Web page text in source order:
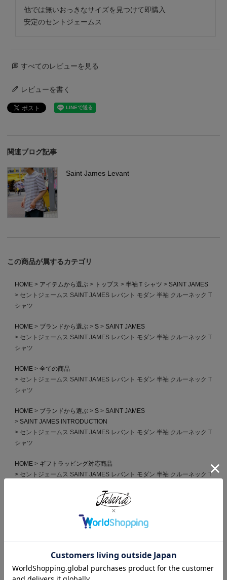
他では無いおっきなサイズを見つけて即購入
安定のセントジェームス
すべてのレビューを見る
レビューを書く
関連ブログ記事
Saint James Levant
この商品が属するカテゴリ
HOME アイテムから選ぶ トップス 半袖Ｔシャツ
SAINT JAMES
セントジェームス SAINT JAMES レバント モダン 半袖 クルーネック T
シャツ
HOME ブランドから選ぶ S
SAINT JAMES
セントジェームス SAINT JAMES レバント モダン 半袖 クルーネック T
シャツ
HOME
全ての商品
セントジェームス SAINT JAMES レバント モダン 半袖 クルーネック T
シャツ
HOME ブランドから選ぶ S
SAINT JAMES
SAINT JAMES INTRODUCTION
セントジェームス SAINT JAMES レバント モダン 半袖 クルーネック T
シャツ
HOME
ギフトラッピング対応商品
セントジェームス SAINT JAMES レバント モダン 半袖 クルーネック T
この商品を見た人がよく買っている商品